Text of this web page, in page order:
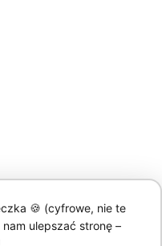
🍪 (cyfrowe, nie te
ulepszać stronę –